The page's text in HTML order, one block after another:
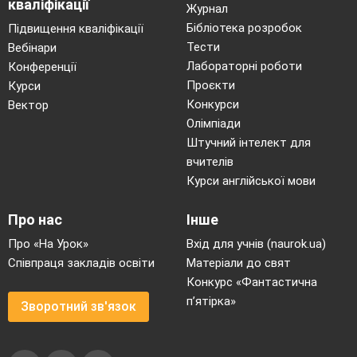
За STEM методикою, в центрі уваги
знаходиться практичне завдання чи проблема.
Учні вчяться знаходити шляхи вирішення не в
теорії, а прямо зараз
,
шляхом спроб та
Використання засобів
дає можливість учням здійснювати проектну та
дослідницьку діяльність, засвоювати науково-
критичного мислення.
Освітні сайти, віртуальні лабораторії, імітаційні
тренажери, інтерактивні музеї роблять
проведення дослідних експериментів
доступними, а процес навчання сучасним та
кваліфікації
Підвищення кваліфікації
Вебінари
Конференції
Курси
Вектор
Журнал
Бібліотека розробок
Тести
Лабораторні роботи
Проєкти
Конкурси
Олімпіади
Штучний інтелект для
вчителів
Курси англійської мови
Про нас
Про «На Урок»
Співпраця закладів освіти
Зворотний зв'язок
Інше
Вхід для учнів (naurok.ua)
Матеріали до свят
Конкурс «Фантастична
п’ятірка»